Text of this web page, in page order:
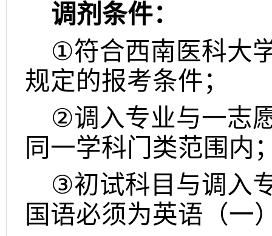
调剂条件：
①符合西南医科大
规定的报考条件；
②调入专业与一志
同一学科门类范围内
③初试科目与调入
国语必须为英语（一